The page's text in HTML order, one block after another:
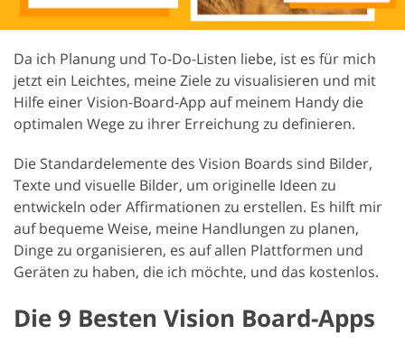
Da ich Planung und To-Do-Listen liebe, ist es für mich
jetzt ein Leichtes, meine Ziele zu visualisieren und mit
Hilfe einer Vision-Board-App auf meinem Handy die
optimalen Wege zu ihrer Erreichung zu definieren.
Die Standardelemente des Vision Boards sind Bilder,
Texte und visuelle Bilder, um originelle Ideen zu
entwickeln oder Affirmationen zu erstellen. Es hilft mir
auf bequeme Weise, meine Handlungen zu planen,
Dinge zu organisieren, es auf allen Plattformen und
Geräten zu haben, die ich möchte, und das kostenlos.
Die 9 Besten Vision Board-Apps